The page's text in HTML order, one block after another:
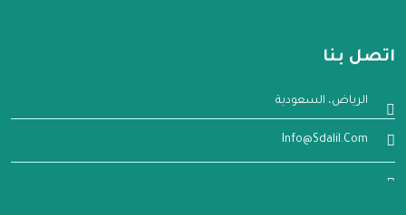
اتصل بنا
الرياض، السعودية
Info@sdalil.com